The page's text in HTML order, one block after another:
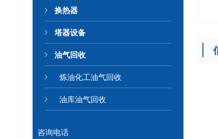
换热器
塔器设备
油气回收
炼油化工油气回收
油库油气回收
咨询电话